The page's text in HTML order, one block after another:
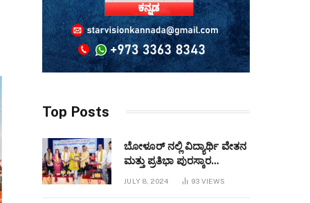
Top Posts
ಬೋಳೂರ್ ನಲ್ಲಿ ವಿದ್ಯಾರ್ಥಿ ವೇತನ
ಮತ್ತು ಪ್ರತಿಭಾ ಪುರಸ್ಕಾರ
ಕಾರ್ಯಕ್ರಮವನ್ನುಆಯೋಜಿಸಲಾಯಿತು
JULY 8, 2024 93 VIEWS